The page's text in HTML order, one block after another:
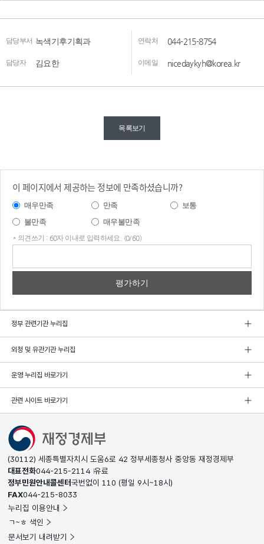
담당부서 녹색기후기획과 연락처 044-215-8754
담당자 김요한 이메일 nicedaykyh@korea.kr
목록보기
이 페이지에서 제공하는 정보에 만족하셨습니까?
매우만족 만족
보통
불만족
매우불만족
* 의견쓰기 : 60자 이내로 입력하세요. (0/60)
정부 관련기관 누리집
외청 및 유관기관 누리집
운영 누리집 바로가기
관련 사이트 바로가기
(30112) 세종특별자치시 도움6로 42 정부세종청사 중앙동 재정경제부
대표전화044-215-2114 유료
정부민원안내콜센터국번없이 110 (평일 9시~18시)
FAX044-215-8033
누리집 이용안내
ㄱ~ㅎ 색인
문서보기 내려받기